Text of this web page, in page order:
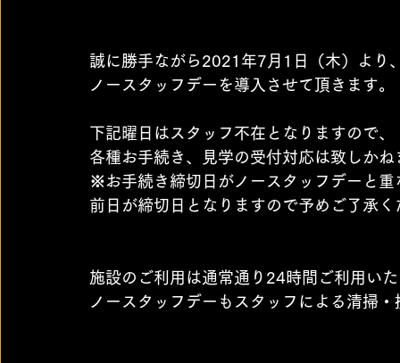
誠に勝手ながら2021年7月1日（木）より
ノースタッフデーを導入させて頂きます。
下記曜日はスタッフ不在となりますので、
各種お手続き、見学の受付対応は致しかね
※お手続き締切日がノースタッフデーと重
前日が締切日となりますので予めご了承く
施設のご利用は通常通り24時間ご利用い
ノースタッフデーもスタッフによる清掃